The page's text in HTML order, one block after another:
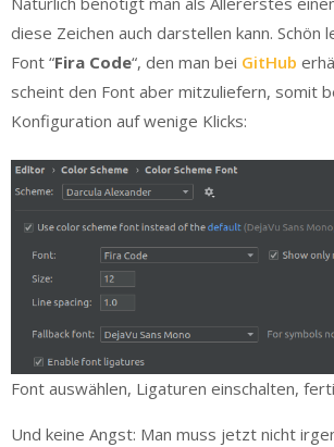
diese Zeichen auch darstellen kann. Schön
Font “Fira Code“, den man bei GitHub
scheint den Font aber mitzuliefern, somit
Konfiguration auf wenige Klicks:
Font auswählen, Ligaturen einschalten,
Und keine Angst: Man muss jetzt nicht